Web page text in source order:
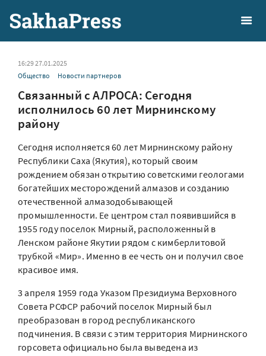
16:29 27.01.2025
Общество
Новости партнеров
Связанный с АЛРОСА: Сегодня
исполнилось 60 лет Мирнинскому
району
Сегодня исполняется 60 лет Мирнинскому району
Республики Саха (Якутия), который своим
рождением обязан открытию советскими геологами
богатейших месторождений алмазов и созданию
отечественной алмазодобывающей
промышленности. Ее центром стал появившийся в
1955 году поселок Мирный, расположенный в
Ленском районе Якутии рядом с кимберлитовой
трубкой «Мир». Именно в ее честь он и получил свое
красивое имя.
3 апреля 1959 года Указом Президиума Верховного
Совета РСФСР рабочий поселок Мирный был
преобразован в город республиканского
подчинения. В связи с этим территория Мирнинского
горсовета официально была выведена из